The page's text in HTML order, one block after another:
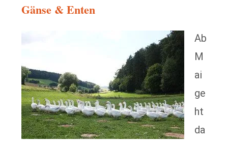
Gänse & Enten
Ab
M
ai
ge
ht
da